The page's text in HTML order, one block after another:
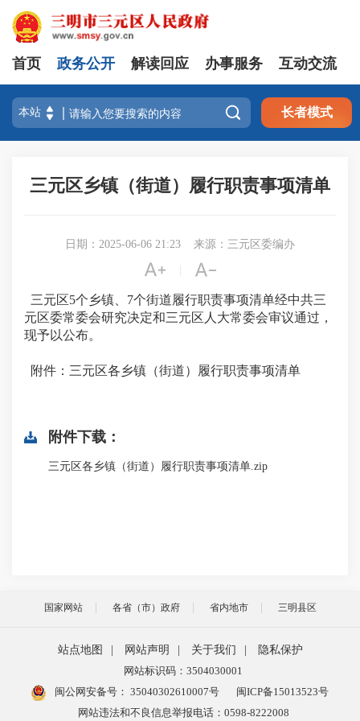
首页 政务公开 解读回应 办事服务 互动交流
 长者模式
三元区乡镇（街道）履行职责事项清单
日期：2025-06-06 21:23 来源：三元区委编办
 
三元区5个乡镇、 7个街道履行职责事项清单经中共三
元区委常委会研究决定和三元区人大常委会审议通过，
现予以公布。
附件：三元区各乡镇（街道）履行职责事项清单
附件下载：
三元区各乡镇（街道）履行职责事项清单.zip
国家网站 各省（市）政府 省内地市 三明县区
站点地图 网站声明 关于我们
隐私保护
网站标识码：3504030001
闽公网安备号： 35040302610007号
闽ICP备15013523号
网站违法和不良信息举报电话：0598-8222008